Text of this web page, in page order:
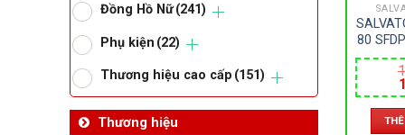
Đồng Hồ Nữ(241)
Phụ kiện (22)
Thương hiệu cao cấp (151)
Thương hiệu
80
– SIZE